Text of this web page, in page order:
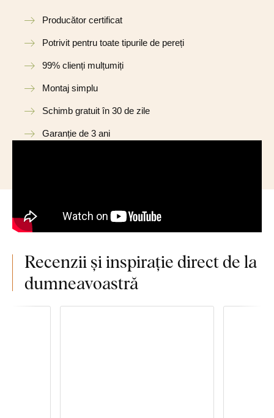
Producător certificat
Potrivit pentru toate tipurile de pereți
99% clienți mulțumiți
Montaj simplu
Schimb gratuit în 30 de zile
Garanție de 3 ani
Recenzii și inspirație direct de la
dumneavoastră